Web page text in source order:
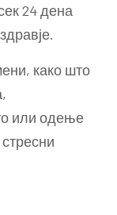
24 дена
како што
или одење